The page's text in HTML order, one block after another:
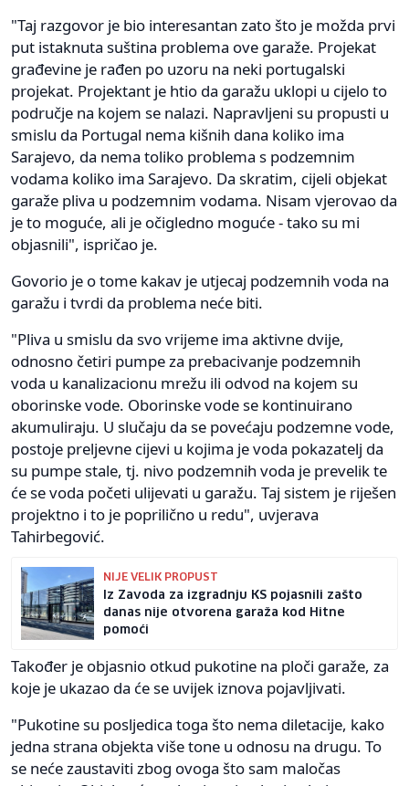
"Taj razgovor je bio interesantan zato što je možda prvi
put istaknuta suština problema ove garaže. Projekat
građevine je rađen po uzoru na neki portugalski
projekat. Projektant je htio da garažu uklopi u cijelo to
područje na kojem se nalazi. Napravljeni su propusti u
smislu da Portugal nema kišnih dana koliko ima
Sarajevo, da nema toliko problema s podzemnim
vodama koliko ima Sarajevo. Da skratim, cijeli objekat
garaže pliva u podzemnim vodama. Nisam vjerovao da
je to moguće, ali je očigledno moguće - tako su mi
objasnili", ispričao je.
Govorio je o tome kakav je utjecaj podzemnih voda na
garažu i tvrdi da problema neće biti.
"Pliva u smislu da svo vrijeme ima aktivne dvije,
odnosno četiri pumpe za prebacivanje podzemnih
voda u kanalizacionu mrežu ili odvod na kojem su
oborinske vode. Oborinske vode se kontinuirano
akumuliraju. U slučaju da se povećaju podzemne vode,
postoje preljevne cijevi u kojima je voda pokazatelj da
su pumpe stale, tj. nivo podzemnih voda je prevelik te
će se voda početi ulijevati u garažu. Taj sistem je riješen
projektno i to je poprilično u redu", uvjerava
Tahirbegović.
NIJE VELIK PROPUST
Iz Zavoda za izgradnju KS pojasnili zašto
danas nije otvorena garaža kod Hitne
pomoći
Također je objasnio otkud pukotine na ploči garaže, za
koje je ukazao da će se uvijek iznova pojavljivati.
"Pukotine su posljedica toga što nema diletacije, kako
jedna strana objekta više tone u odnosu na drugu. To
se neće zaustaviti zbog ovoga što sam maločas